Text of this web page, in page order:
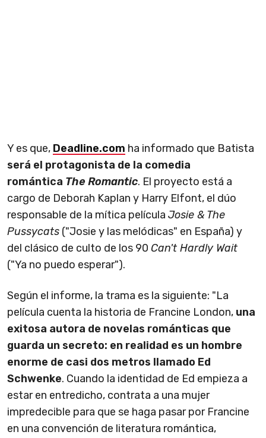
Y es que, Deadline.com ha informado que Batista
será el protagonista de la comedia
romántica The Romantic. El proyecto está a
cargo de Deborah Kaplan y Harry Elfont, el dúo
responsable de la mítica película Josie & The
Pussycats ("Josie y las melódicas" en España) y
del clásico de culto de los 90 Can't Hardly Wait
("Ya no puedo esperar").
Según el informe, la trama es la siguiente: "La
película cuenta la historia de Francine London, una
exitosa autora de novelas románticas que
guarda un secreto: en realidad es un hombre
enorme de casi dos metros llamado Ed
Schwenke. Cuando la identidad de Ed empieza a
estar en entredicho, contrata a una mujer
impredecible para que se haga pasar por Francine
en una convención de literatura romántica,